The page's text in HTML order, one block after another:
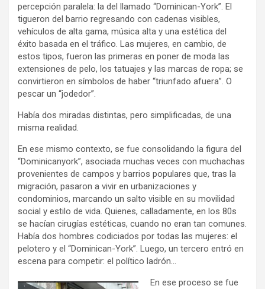
percepción paralela: la del llamado “Dominican-York”. El
tigueron del barrio regresando con cadenas visibles,
vehículos de alta gama, música alta y una estética del
éxito basada en el tráfico. Las mujeres, en cambio, de
estos tipos, fueron las primeras en poner de moda las
extensiones de pelo, los tatuajes y las marcas de ropa; se
convirtieron en símbolos de haber “triunfado afuera”. O
pescar un “jodedor”.
Había dos miradas distintas, pero simplificadas, de una
misma realidad.
En ese mismo contexto, se fue consolidando la figura del
“Dominicanyork”, asociada muchas veces con muchachas
provenientes de campos y barrios populares que, tras la
migración, pasaron a vivir en urbanizaciones y
condominios, marcando un salto visible en su movilidad
social y estilo de vida. Quienes, calladamente, en los 80s
se hacían cirugías estéticas, cuando no eran tan comunes.
Había dos hombres codiciados por todas las mujeres: el
pelotero y el “Dominican-York”. Luego, un tercero entró en
escena para competir: el político ladrón…
En ese proceso se fue